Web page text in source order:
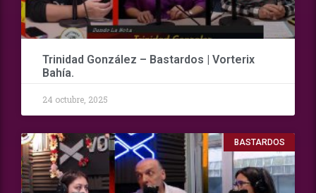
Trinidad González – Bastardos | Vorterix
Bahía.
24 octubre, 2025
BASTARDOS